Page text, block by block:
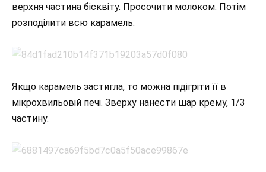
верхня частина бісквіту. Просочити молоком. Потім
розподілити всю карамель.
Якщо карамель застигла, то можна підігріти її в
мікрохвильовій печі. Зверху нанести шар крему, 1/3
частину.